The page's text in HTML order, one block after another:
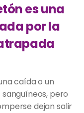
es una
por la
caída o un
pero
dejan salir